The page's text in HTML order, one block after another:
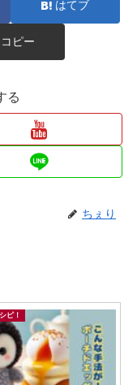
はてブ
コピー
る
ちぇり
ピ！